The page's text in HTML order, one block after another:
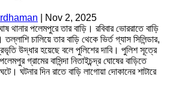
Nov 2, 2025
থানার পলেমপুরে তার বাড়ি। রবিবার ভোররাতে বাড়ি
চালিয়ে তার বাড়ি থেকে ভির্ত গ্যাস সিলিন্ডার,
উদ্ধার হয়েছে বলে পুলিশের দাবি। পুলিশ সূত্রে
গ্রামের বাসিন্দা নিতাইচন্দ্র ঘোষের বাড়িতে
ঘটনার দিন রাতে বাড়ি লাগোয়া দোকানের শাটারে